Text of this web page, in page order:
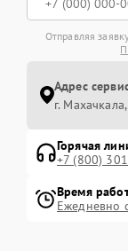
Отправляя
Адрес
г.
Горячая
+7 (800)
Время
Ежедневно